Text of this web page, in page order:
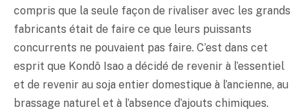
compris que la seule façon de rivaliser avec les grands
fabricants était de faire ce que leurs puissants
concurrents ne pouvaient pas faire. C’est dans cet
esprit que Kondô Isao a décidé de revenir à l’essentiel
et de revenir au soja entier domestique à l’ancienne, au
brassage naturel et à l’absence d’ajouts chimiques.